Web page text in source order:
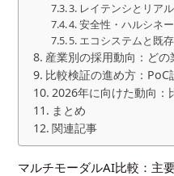
3. レイテンシとリア
4. 安全性・ハルシネ
5. エコシステムと既
産業別の採用動向：ど
比較検証の進め方：PoC
2026年に向けた動向：
まとめ
関連記事
マルチモーダルAI比較：主